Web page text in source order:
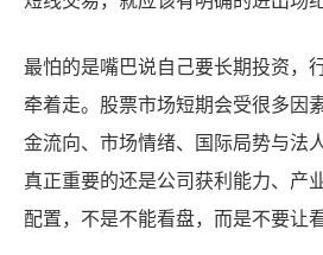
最怕的是嘴巴说自己要长期投资，
牵着走。股票市场短期会受很多因
金流向、市场情绪、国际局势与法
真正重要的还是公司获利能力、产
配置，不是不能看盘，而是不要让